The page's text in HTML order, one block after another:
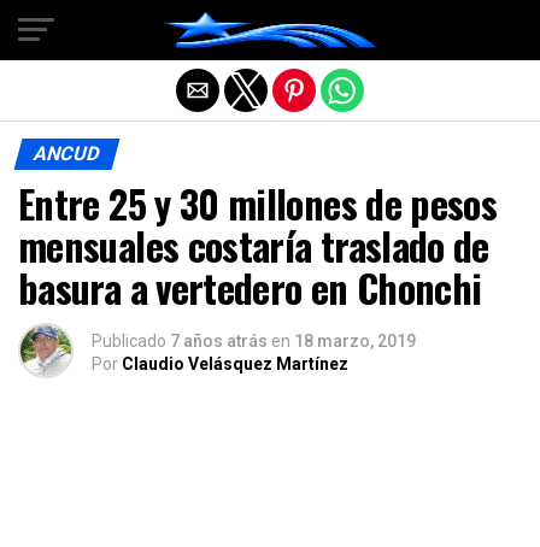
ANCUD
Entre 25 y 30 millones de pesos
mensuales costaría traslado de
basura a vertedero en Chonchi
Publicado 7 años atrás en 18 marzo, 2019
Por Claudio Velásquez Martínez
Salir de la versión móvil